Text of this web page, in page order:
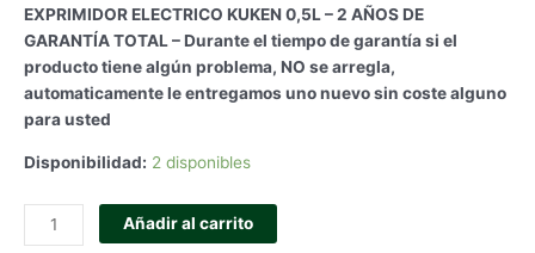
EXPRIMIDOR ELECTRICO KUKEN 0,5L – 2 AÑOS DE
GARANTÍA TOTAL – Durante el tiempo de garantía si el
producto tiene algún problema, NO se arregla,
automaticamente le entregamos uno nuevo sin coste alguno
para usted
Disponibilidad: 2 disponibles
EXPRIMIDOR
ELECTRICO
Añadir al carrito